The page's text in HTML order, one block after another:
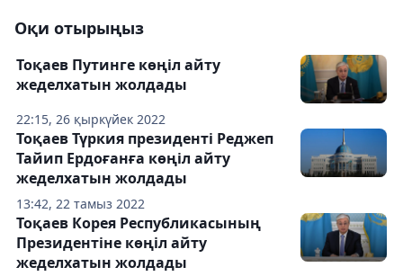
Оқи отырыңыз
22:15, 26 қыркүйек 2022
Тоқаев Путинге көңіл айту
жеделхатын жолдады
13:42, 22 тамыз 2022
Тоқаев Түркия президенті Реджеп
Тайип Ердоғанға көңіл айту
жеделхатын жолдады
Тоқаев Корея Республикасының
Президентіне көңіл айту
жеделхатын жолдады